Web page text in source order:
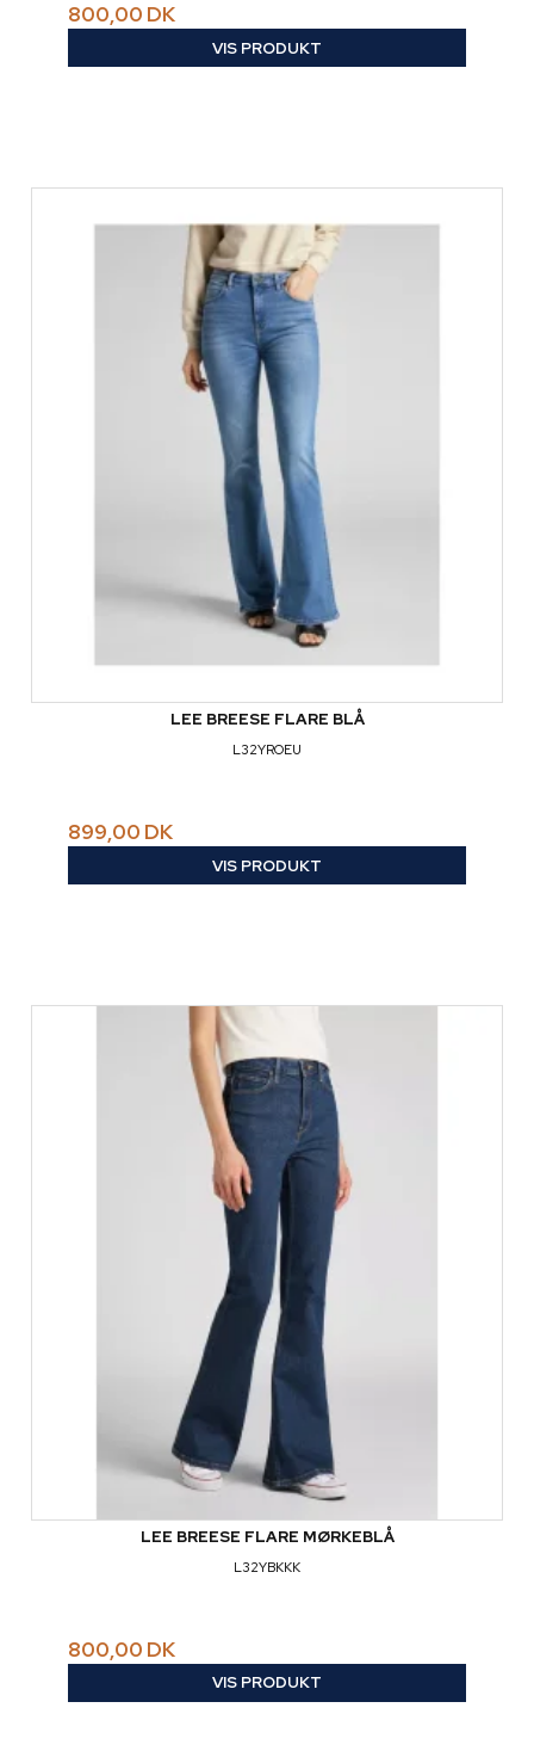
800,00 DK
VIS PRODUKT
LEE BREESE FLARE BLÅ
L32YROEU
899,00 DK
VIS PRODUKT
LEE BREESE FLARE MØRKEBLÅ
L32YBKKK
800,00 DK
VIS PRODUKT